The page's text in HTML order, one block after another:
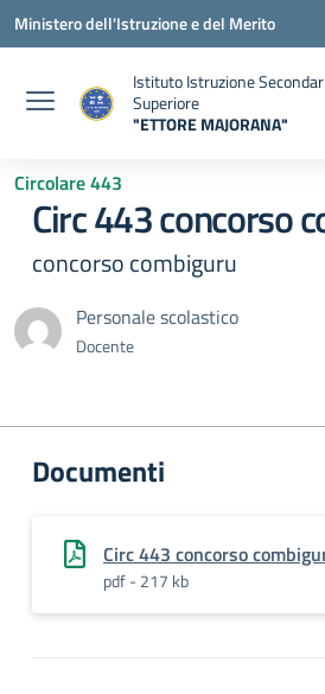
Vai ai contenuti
Vai al menu di navigazione
Vai al footer
Ministero dell'Istruzione e del Merito
Istituto Istruzione
Superiore
"ETTORE MAJORANA"
Circolare 443
Circ 443 concorso
concorso combiguru
Personale scolastico
Docente
Documenti
Circ 443 concorso
pdf - 217 kb